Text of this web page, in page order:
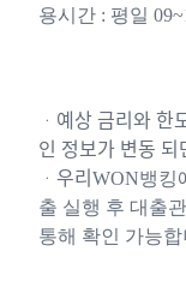
용시간 : 평일
ᆞ예상 금리와 한
인 정보가 변동 되
ᆞ우리WON뱅킹
출 실행 후 대출
통해 확인 가능